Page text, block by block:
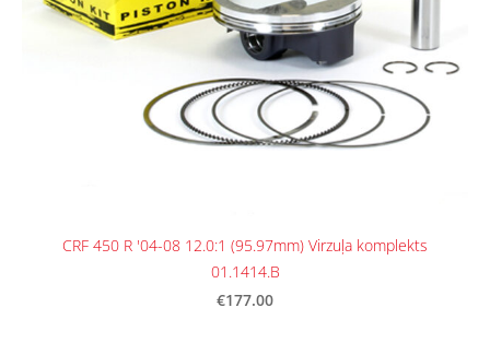
CRF 450 R '04-08 12.0:1 (95.97mm) Virzuļa komplekts
01.1414.B
€177.00